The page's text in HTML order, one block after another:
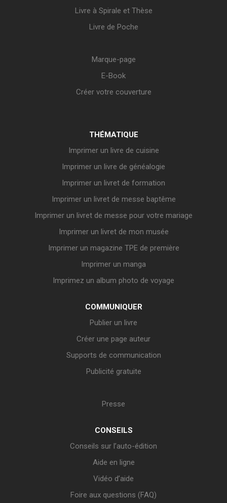
Livre à Spirale et Thèse
Livre de Poche
Marque-page
E-Book
Créer votre couverture
THÉMATIQUE
Imprimer un livre de cuisine
Imprimer un livre de généalogie
Imprimer un livret de formation
Imprimer un livret de messe baptême
Imprimer un livret de messe pour votre mariage
Imprimer un livret de mon musée
Imprimer un magazine TPE de première
Imprimer un manga
Imprimez un album photo de voyage
COMMUNIQUER
Publier un livre
Créer une page auteur
Supports de communication
Publicité gratuite
Presse
CONSEILS
Conseils sur l’auto-édition
Aide en ligne
Vidéo d’aide
Foire aux questions (FAQ)